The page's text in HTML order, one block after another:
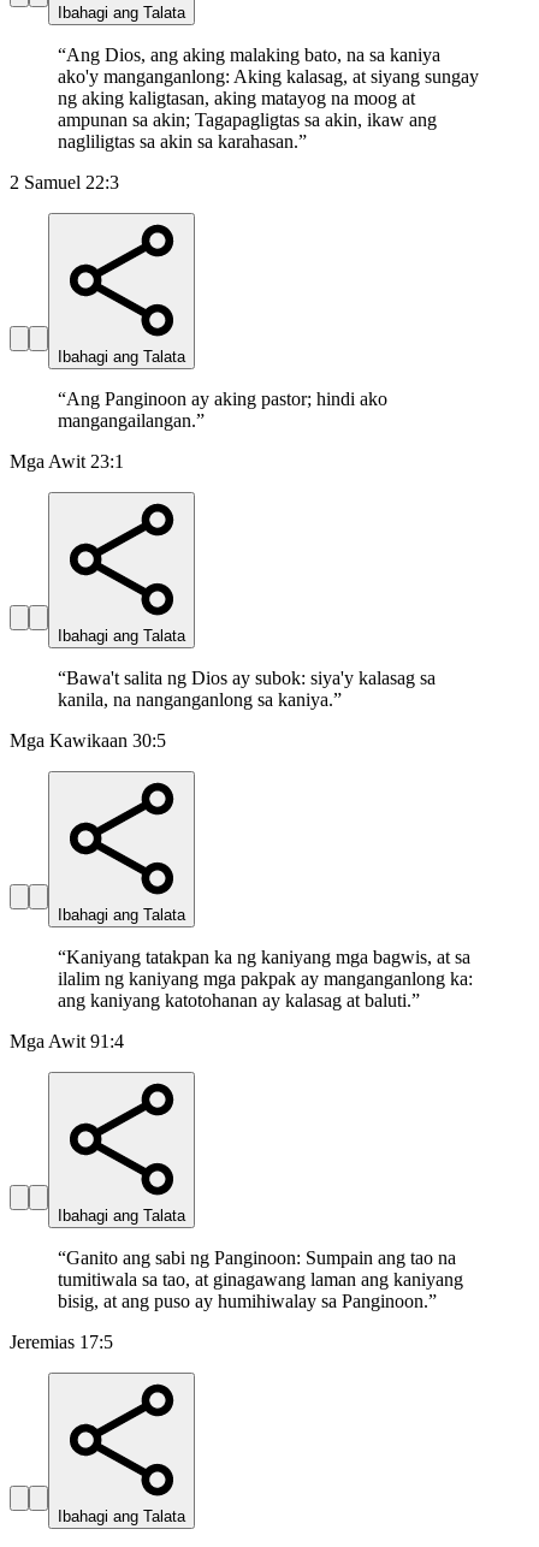
Ibahagi ang Talata
“Ang Dios, ang aking malaking bato, na sa kaniya
ako'y manganganlong: Aking kalasag, at siyang sungay
ng aking kaligtasan, aking matayog na moog at
ampunan sa akin; Tagapagligtas sa akin, ikaw ang
nagliligtas sa akin sa karahasan.”
2 Samuel 22:3
Ibahagi ang Talata
“Ang Panginoon ay aking pastor; hindi ako
mangangailangan.”
Mga Awit 23:1
Ibahagi ang Talata
“Bawa't salita ng Dios ay subok: siya'y kalasag sa
kanila, na nanganganlong sa kaniya.”
Mga Kawikaan 30:5
Ibahagi ang Talata
“Kaniyang tatakpan ka ng kaniyang mga bagwis, at sa
ilalim ng kaniyang mga pakpak ay manganganlong ka:
ang kaniyang katotohanan ay kalasag at baluti.”
Mga Awit 91:4
Ibahagi ang Talata
“Ganito ang sabi ng Panginoon: Sumpain ang tao na
tumitiwala sa tao, at ginagawang laman ang kaniyang
bisig, at ang puso ay humihiwalay sa Panginoon.”
Jeremias 17:5
Ibahagi ang Talata